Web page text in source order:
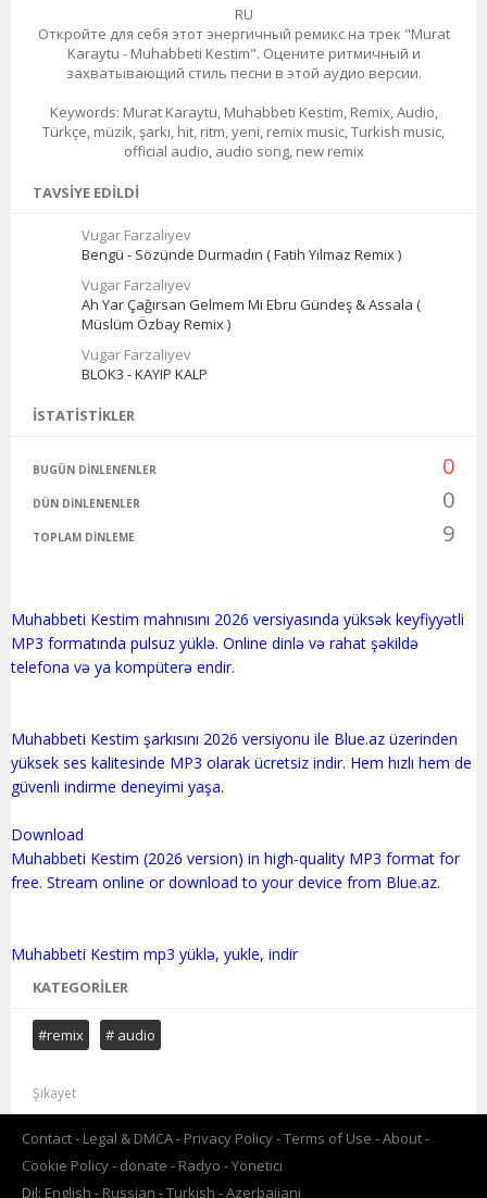
RU
Откройте для себя этот энергичный ремикс на трек "Murat
Karaytu - Muhabbeti Kestim". Оцените ритмичный и
захватывающий стиль песни в этой аудио версии.
Keywords: Murat Karaytu, Muhabbeti Kestim, Remix, Audio,
Türkçe, müzik, şarkı, hit, ritm, yeni, remix music, Turkish music,
official audio, audio song, new remix
TAVSIYE EDILDI
Vugar Farzaliyev
Bengü - Sözünde Durmadın ( Fatih Yılmaz Remix )
Vugar Farzaliyev
Ah Yar Çağırsan Gelmem Mi Ebru Gündeş & Assala (
Müslüm Özbay Remix )
Vugar Farzaliyev
BLOK3 - KAYIP KALP
İSTATISTIKLER
BUGÜN DINLENENLER 0
DÜN DINLENENLER 0
TOPLAM DINLEME 9
Muhabbeti Kestim mahnısını 2026 versiyasında yüksək keyfiyyətli
MP3 formatında pulsuz yüklə. Online dinlə və rahat şəkildə
telefona və ya kompüterə endir.
Muhabbeti Kestim şarkısını 2026 versiyonu ile Blue.az üzerinden
yüksek ses kalitesinde MP3 olarak ücretsiz indir. Hem hızlı hem de
güvenli indirme deneyimi yaşa.
Download
Muhabbeti Kestim (2026 version) in high-quality MP3 format for
free. Stream online or download to your device from Blue.az.
KATEGORILER
#remix # audio
Şikayet
Contact Legal & DMCA Privacy Policy Terms of Use
About
Cookie Policy
donate Radyo
Yönetici
Dil: English Russian Turkish Azerbaijani